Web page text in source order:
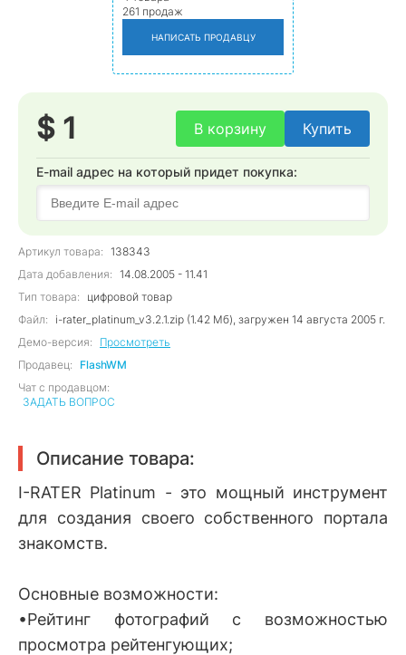
261 продаж
НАПИСАТЬ ПРОДАВЦУ
$ 1 В корзину Купить
E-mail адрес на который придет покупка:
Артикул товара:
138343
Дата добавления:
14.08.2005 - 11.41
Тип товара:
цифровой товар
Файл:
i-rater_platinum_v3.2.1.zip (1.42 Мб), загружен 14 августа 2005 г.
Демо-версия:
Просмотреть
Продавец:
FlashWM
Чат с продавцом:
ЗАДАТЬ ВОПРОС
Описание товара:
I-RATER Platinum - это мощный инструмент
для создания своего собственного портала
знакомств.
Основные возможности:
•Рейтинг фотографий с возможностью
просмотра рейтенгующих;